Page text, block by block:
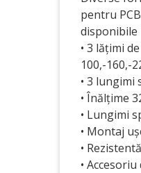
pentru
disponibile
• 3 lățimi
100,-160,-
• 3 lungimi
• Înălțime
• Lungimi
• Montaj
•
•